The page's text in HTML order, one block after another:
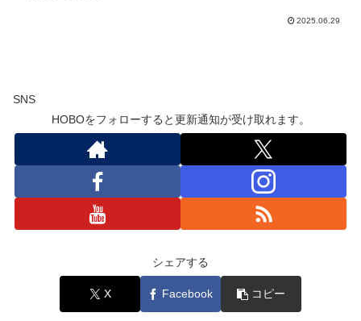
2025.06.29
SNS
HOBOをフォローすると更新通知が受け取れます。
シェアする
X Facebook コピー